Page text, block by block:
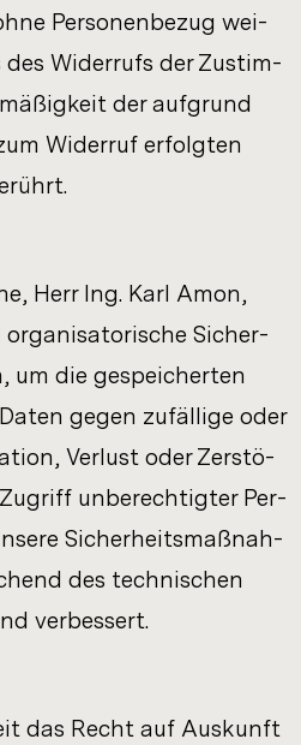
Per­so­nen­be­zug wei­
Wi­der­rufs der Zu­stim­
der auf­grund
Wi­der­ruf er­folg­ten
Herr Ing. Karl Amon,
Si­cher­
um die ge­spei­cher­ten
gegen zu­fäl­li­ge oder
Ver­lust oder Zer­stö­
un­be­rech­tig­ter Per­
Si­cher­heits­maß­nah­
des tech­ni­schen
ver­bes­sert.
das Recht auf Aus­kunft